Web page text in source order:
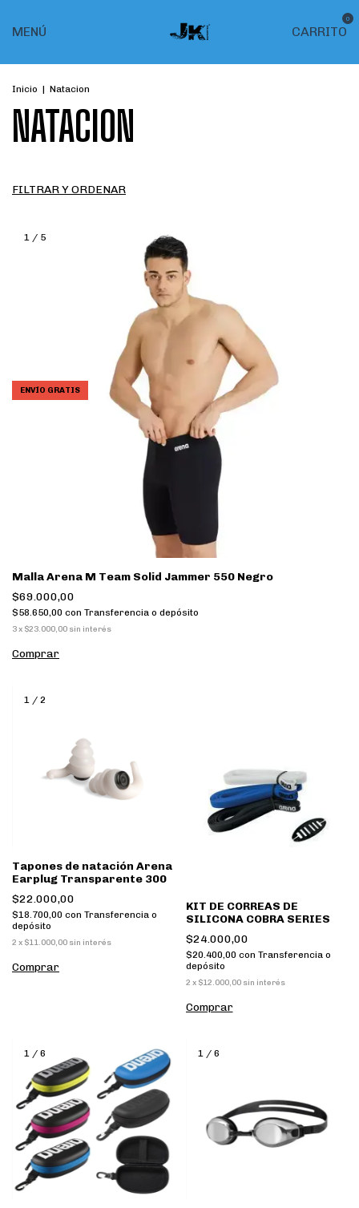
MENÚ CARRITO
0
Inicio | Natacion
NATACION
FILTRAR Y ORDENAR
1 / 5
ENVÍO GRATIS
Malla Arena M Team Solid Jammer 550 Negro
$69.000,00
$58.650,00 con Transferencia o depósito
3x $23.000,00 sin interés
Comprar
1 / 2
Tapones de natación Arena
Earplug Transparente 300
$22.000,00
$18.700,00 con Transferencia o
depósito
2 x $11.000,00 sin interés
KIT DE CORREAS DE
SILICONA COBRA SERIES
$24.000,00
$20.400,00 con Transferencia o
depósito
2 x $12.000,00 sin interés
1 / 6 1/ 6